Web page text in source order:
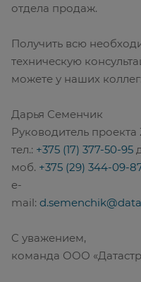
отдела продаж.
Получить всю
техническую
можете у наших коллег:
Дарья Семенчик
Руководитель проекта
тел.: +375 (17) 377-50-95
моб. +375 (29) 344-09-
e-
mail:
C уважением,
команда ООО